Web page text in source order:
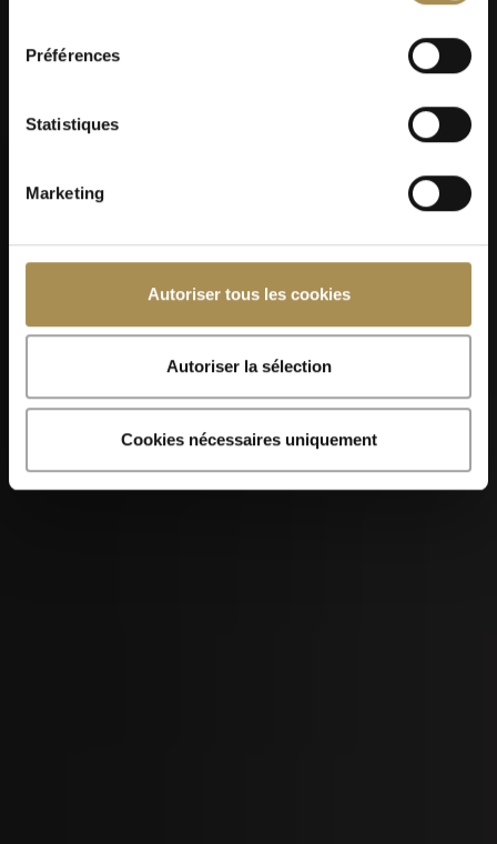
Préférences
Statistiques
Marketing
Autoriser tous les cookies
Autoriser la sélection
Cookies nécessaires uniquement
Revenons sur
les 138 années
d’existence de
VILLIGER.